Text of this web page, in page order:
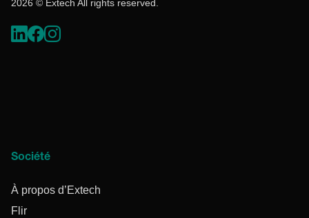
2026 © Extech All rights reserved.
Société
À propos d’Extech
Flir